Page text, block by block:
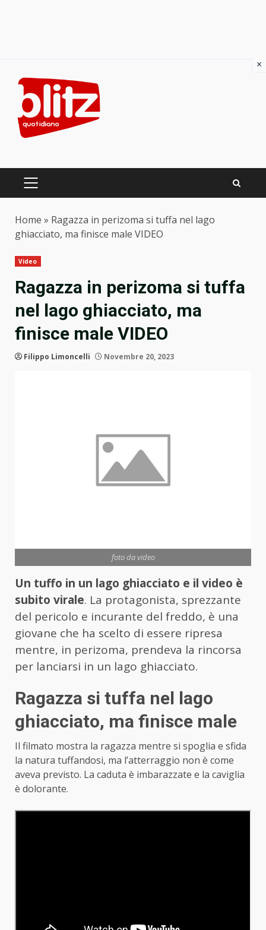
content
PRIMARY
Home » Ragazza in perizoma si tuffa nel lago
ghiacciato, ma finisce male VIDEO
Video
Ragazza in perizoma si tuffa
nel lago ghiacciato, ma
finisce male VIDEO
Filippo Limoncelli Novembre 20, 2023
foto da video
Un tuffo in un lago ghiacciato e il video è
subito virale. La protagonista, sprezzante
del pericolo e incurante del freddo, è una
giovane che ha scelto di essere ripresa
mentre, in perizoma, prendeva la rincorsa
per lanciarsi in un lago ghiacciato.
Ragazza si tuffa nel lago
ghiacciato, ma finisce male
Il filmato mostra la ragazza mentre si spoglia e sfida
la natura tuffandosi, ma l’atterraggio non è come
aveva previsto. La caduta è imbarazzate e la caviglia
è dolorante.
×